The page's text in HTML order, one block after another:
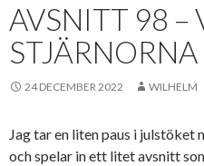
AVSNITT 98 –
STJÄRNORNA
24 DECEMBER 2022 WILHELM
Jag tar en liten paus i julstöket
och spelar in ett litet avsnitt